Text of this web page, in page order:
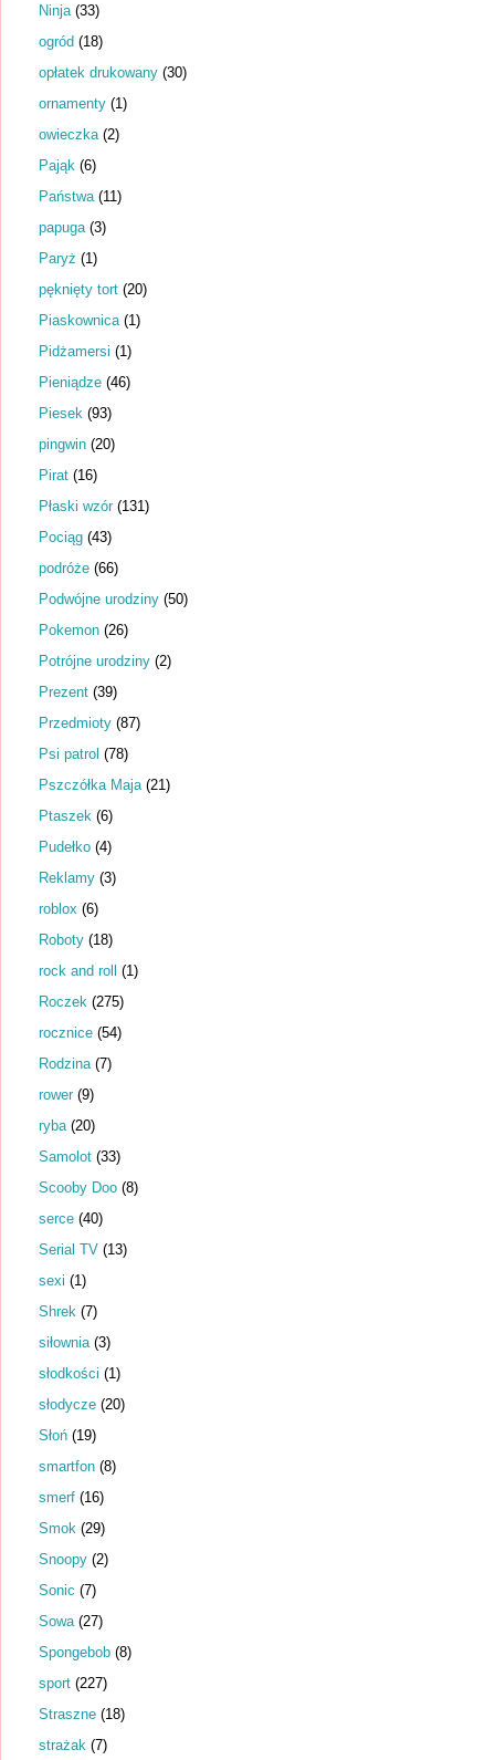
Ninja (33)
ogród (18)
opłatek drukowany (30)
ornamenty (1)
owieczka (2)
Pająk (6)
Państwa (11)
papuga (3)
Paryż (1)
pęknięty tort (20)
Piaskownica (1)
Pidżamersi (1)
Pieniądze (46)
Piesek (93)
pingwin (20)
Pirat (16)
Płaski wzór (131)
Pociąg (43)
podróże (66)
Podwójne urodziny (50)
Pokemon (26)
Potrójne urodziny (2)
Prezent (39)
Przedmioty (87)
Psi patrol (78)
Pszczółka Maja (21)
Ptaszek (6)
Pudełko (4)
Reklamy (3)
roblox (6)
Roboty (18)
rock and roll (1)
Roczek (275)
rocznice (54)
Rodzina (7)
rower (9)
ryba (20)
Samolot (33)
Scooby Doo (8)
serce (40)
Serial TV (13)
sexi (1)
Shrek (7)
siłownia (3)
słodkości (1)
słodycze (20)
Słoń (19)
smartfon (8)
smerf (16)
Smok (29)
Snoopy (2)
Sonic (7)
Sowa (27)
Spongebob (8)
sport (227)
Straszne (18)
strażak (7)